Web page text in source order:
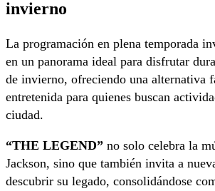
invierno
La programación en plena temporada
en un panorama ideal para disfrutar
de invierno, ofreciendo una alternativa
entretenida para quienes buscan
ciudad.
“THE LEGEND” no solo celebra la
Jackson, sino que también invita a
descubrir su legado, consolidándose